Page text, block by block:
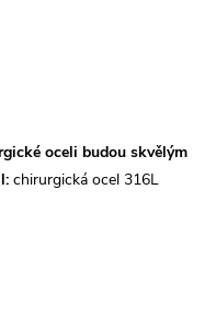
oceli budou skvělým
chirurgická ocel 316L